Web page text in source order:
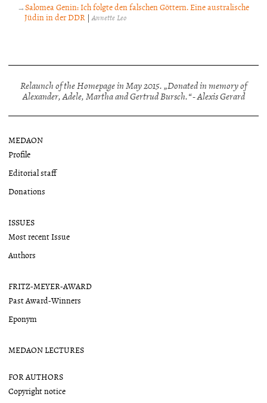
Salomea Genin: Ich folgte den falschen Göttern. Eine australische
Jüdin in der DDR |Annette Leo
Relaunch of the Homepage in May 2015. „Donated in memory of
Alexander, Adele, Martha and Gertrud Bursch.“ - Alexis Gerard
MEDAON
Profile
Editorial staff
Donations
ISSUES
Most recent Issue
Authors
FRITZ-MEYER-AWARD
Past Award-Winners
Eponym
MEDAON LECTURES
FOR AUTHORS
Copyright notice